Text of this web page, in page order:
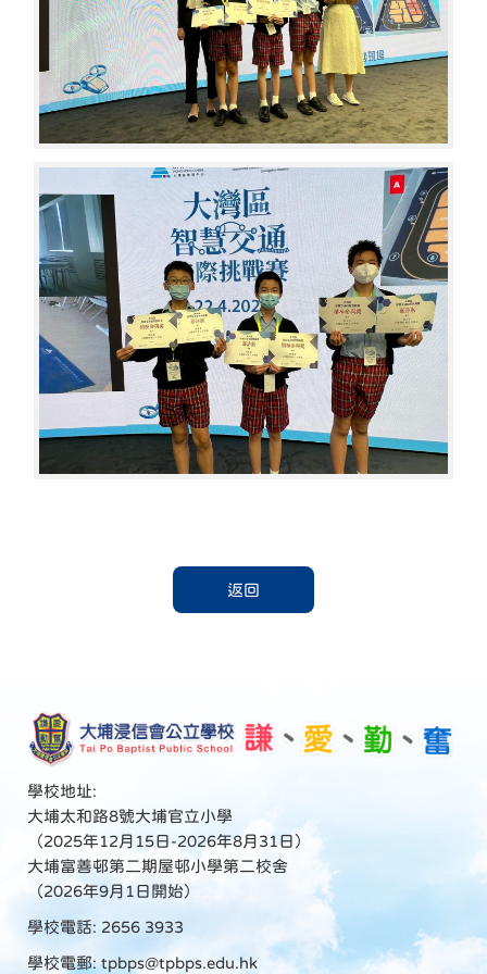
返回
學校地址:
大埔太和路8號大埔官立小學
（2025年12月15日-2026年8月31日）
大埔富善邨第二期屋邨小學第二校舍
（2026年9月1日開始）
學校電話: 2656 3933
學校電郵: tpbps@tpbps.edu.hk